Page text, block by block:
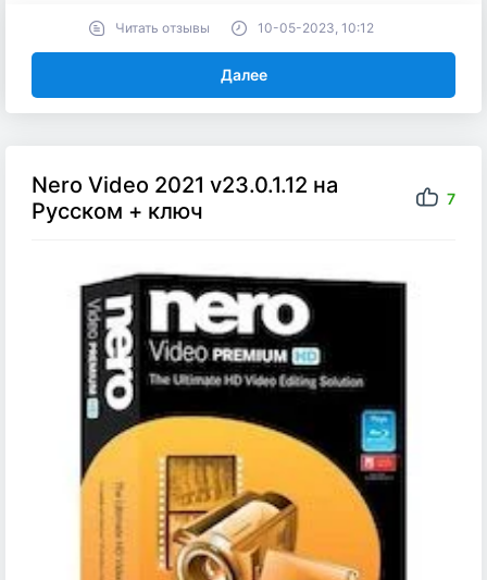
Далее
Читать отзывы 10-05-2023, 10:12
Nero Video 2021 v23.0.1.12 на
Русском + ключ
7